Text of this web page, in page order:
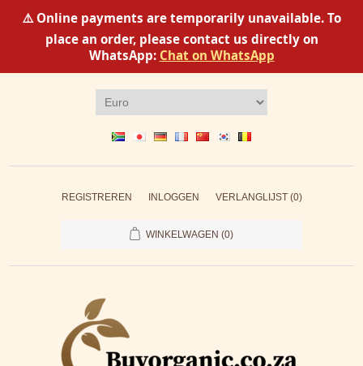
⚠️ Online payments are temporarily unavailable. To
place an order, please contact us directly on
WhatsApp: Chat on WhatsApp
REGISTREREN INLOGGEN VERLANGLIJST (0)
WINKELWAGEN (0)